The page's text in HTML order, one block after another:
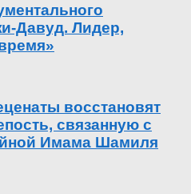
Давуд. Лидер,
восстановят
связанную с
Имама Шамиля